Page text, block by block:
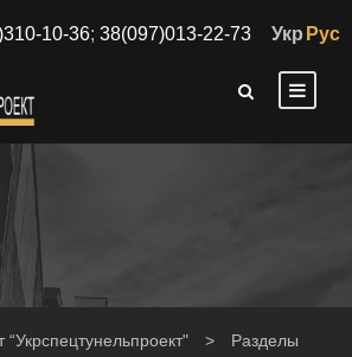
10-36; 38(097)013-22-73 Укр Рус
“Укрспецтунельпроект" >
Разделы